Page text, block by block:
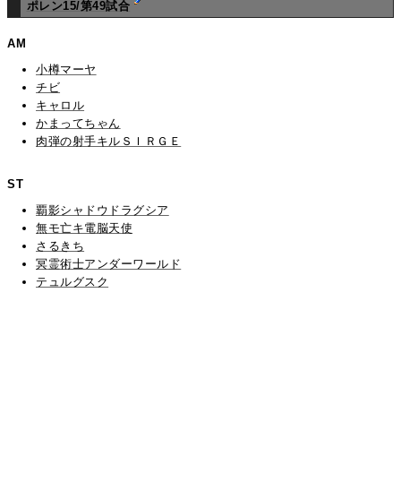
ポレン15/第49試合
AM
小樽マーヤ
チビ
キャロル
かまってちゃん
肉弾の射手キルＳＩＲＧＥ
ST
覇影シャドウドラグシア
無モ亡キ電脳天使
さるきち
冥霊術士アンダーワールド
テュルグスク